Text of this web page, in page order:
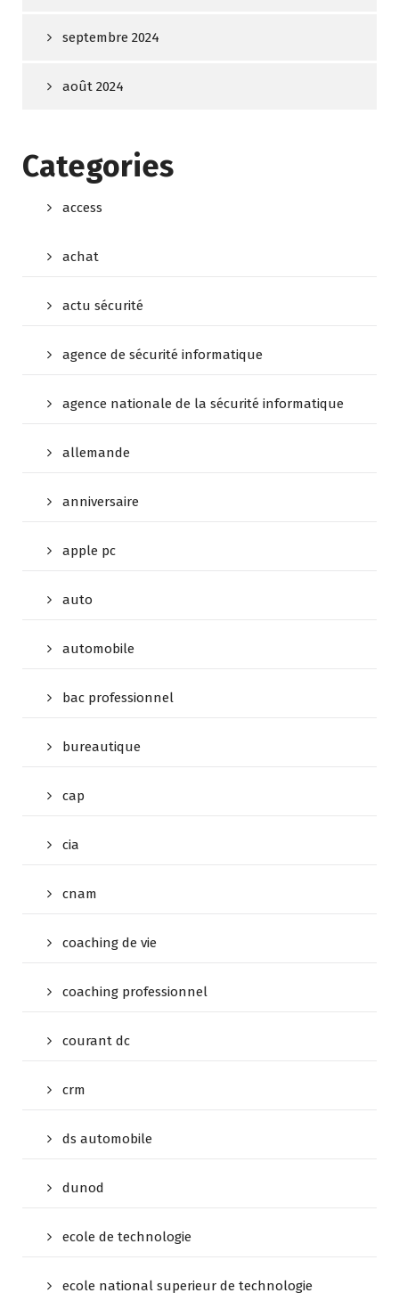
septembre 2024
août 2024
Categories
access
achat
actu sécurité
agence de sécurité informatique
agence nationale de la sécurité informatique
allemande
anniversaire
apple pc
auto
automobile
bac professionnel
bureautique
cap
cia
cnam
coaching de vie
coaching professionnel
courant dc
crm
ds automobile
dunod
ecole de technologie
ecole national superieur de technologie